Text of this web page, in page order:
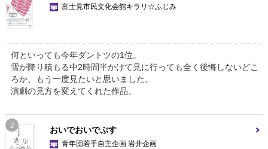
富士見市民文化会館キラリ☆ふじみ
何といっても今年ダントツの1位。
雪が降り積もる中2時間半かけて見に行っても全く後悔しないどこ
ろか、もう一度見たいと思いました。
演劇の見方を変えてくれた作品。
2 おいでおいでぷす
青年団若手自主企画 岩井企画